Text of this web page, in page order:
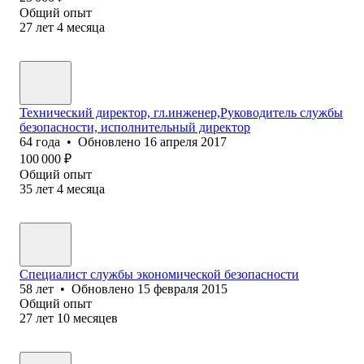
Общий опыт
27 лет 4 месяца
Технический директор, гл.инженер,Руководитель службы
безопасности, исполнительный директор
64 года • Обновлено 16 апреля 2017
100 000 ₽
Общий опыт
35 лет 4 месяца
Специалист службы экономической безопасности
58 лет • Обновлено 15 февраля 2015
Общий опыт
27 лет 10 месяцев